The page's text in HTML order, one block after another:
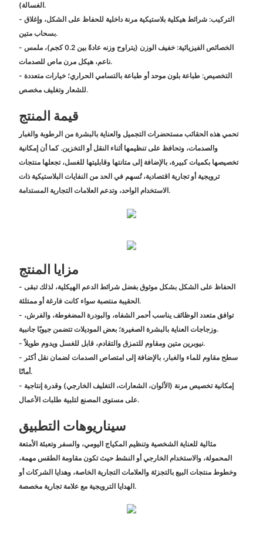
الغسالة).
- التركيب: شرائط هيكلية بلاستيكية مرنة داخلية للحفاظ على الشكل، وإغلاق
بسحاب متين.
- الخصائص الفيزيائية: خفيف الوزن (يتراوح وزنه عادةً بين 0.2 كجم)، ملمس
ناعم، هيكل مرن ماص للصدمات.
- التخصيص: طباعة بلون موحد أو طباعة بالتسامي الحراري؛ خيارات متعددة
للشعار وتغليف مخصص.
قيمة المنتج
تحمي هذه الحقائب مستحضرات التجميل والعناية بالبشرة من الرطوبة والغبار
والصدمات، وتحافظ على تنظيمها أثناء النقل أو التخزين. كما أن إمكانية
تخصيصها بكميات كبيرة، بالإضافة إلى متانتها وقابليتها للغسل، تجعلها منتجات
ترويجية أو تجارية اقتصادية، تُسهم في الحد من النفايات البلاستيكية ذات
الاستخدام الواحد، وتدعم العلامات التجارية المستدامة.
مزايا المنتج
- الحفاظ على الشكل بشكل موثوق بفضل شرائط الدعم الهيكلية، لذلك تبقى
الحقيبة منتصبة سواء كانت فارغة أو ممتلئة.
- توافق متعدد الوظائف يناسب أحمر الشفاه، والبودرة المضغوطة، والفرش،
وزجاجات العناية بالبشرة الصغيرة؛ بعض الموديلات تتضمن جيوبًا جانبية.
- نيوبرين متين ومقاوم للتمزق والتقادم، قابل للغسل ويدوم طويلاً.
- سطح مقاوم للماء والغبار، بالإضافة إلى امتصاص الصدمات لضمان نقل أكثر
أمانًا.
- إمكانية تخصيص مرنة (الألوان، الشعارات، التغليف الخارجي) وقدرة إنتاجية
على مستوى المصنع لتلبية طلبات الأعمال.
سيناريوهات التطبيق
مثالية للعناية الشخصية وتنظيم المكياج اليومي، والسفر وتعبئة الأمتعة
المحمولة، والاستخدام الخارجي أو النشط حيث تكون مقاومة الطقس مهمة،
وخطوط منتجات البيع بالتجزئة والعلامات التجارية الخاصة، وهدايا الشركات أو
الهدايا الترويجية مع علامة تجارية مخصصة.